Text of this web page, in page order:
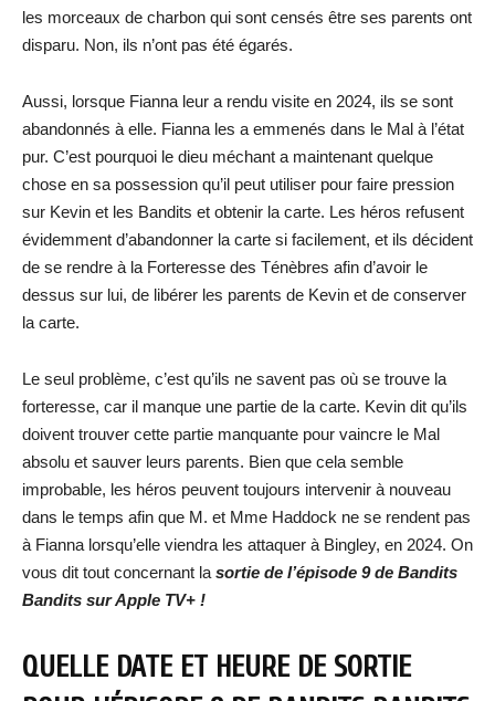
les morceaux de charbon qui sont censés être ses parents ont
disparu. Non, ils n’ont pas été égarés.
Aussi, lorsque Fianna leur a rendu visite en 2024, ils se sont
abandonnés à elle. Fianna les a emmenés dans le Mal à l’état
pur. C’est pourquoi le dieu méchant a maintenant quelque
chose en sa possession qu’il peut utiliser pour faire pression
sur Kevin et les Bandits et obtenir la carte. Les héros refusent
évidemment d’abandonner la carte si facilement, et ils décident
de se rendre à la Forteresse des Ténèbres afin d’avoir le
dessus sur lui, de libérer les parents de Kevin et de conserver
la carte.
Le seul problème, c’est qu’ils ne savent pas où se trouve la
forteresse, car il manque une partie de la carte. Kevin dit qu’ils
doivent trouver cette partie manquante pour vaincre le Mal
absolu et sauver leurs parents. Bien que cela semble
improbable, les héros peuvent toujours intervenir à nouveau
dans le temps afin que M. et Mme Haddock ne se rendent pas
à Fianna lorsqu’elle viendra les attaquer à Bingley, en 2024. On
vous dit tout concernant la sortie de l’épisode 9 de Bandits
Bandits sur Apple TV+ !
QUELLE DATE ET HEURE DE SORTIE